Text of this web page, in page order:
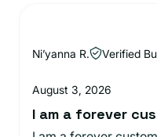
Ni’yanna R. Verified
August 3, 2026
I am a forever